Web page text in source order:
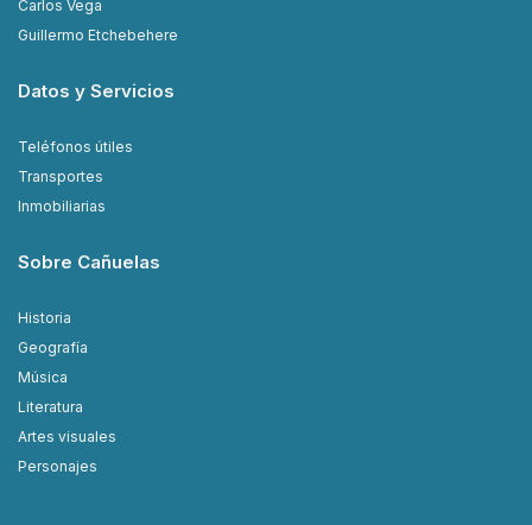
Carlos Vega
Guillermo Etchebehere
Datos y Servicios
Teléfonos útiles
Transportes
Inmobiliarias
Sobre Cañuelas
Historia
Geografía
Música
Literatura
Artes visuales
Personajes